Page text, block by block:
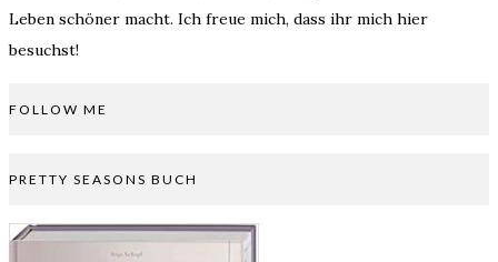
Leben schöner macht. Ich freue mich, dass ihr mich hier
besuchst!
FOLLOW ME
PRETTY SEASONS BUCH